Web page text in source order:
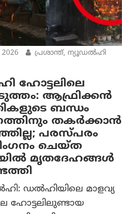
2026
പ്രശാന്ത്, ന്യൂഡല്‍ഹി
ഹോട്ടലിലെ
ആഫ്രിക്കൻ
ബന്ധം
തകർക്കാൻ
പരസ്പരം
ചെയ്ത
മൃതദേഹങ്ങൾ
ഡൽഹിയിലെ മാളവ്യ
ഹോട്ടലിലുണ്ടായ